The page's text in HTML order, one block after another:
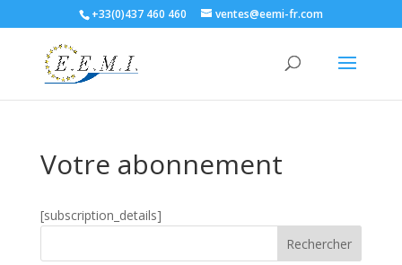
+33(0)437 460 460 ventes@eemi-fr.com
Votre abonnement
[subscription_details]
Rechercher